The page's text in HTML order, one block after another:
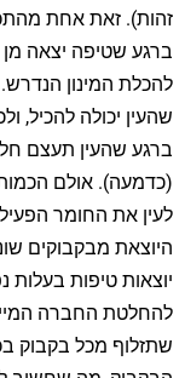
זהות). זאת אחת
ברגע שטיפה יצאה מן
להכלת המינון
שהעין יכולה להכיל,
ברגע שהעין תעצם
(כדמעה). אולם
לעין את החומר
היוצאת מבקבוקים
יוצאות טיפות
להחלטת החברה
שתזלוף מכל בקבוק